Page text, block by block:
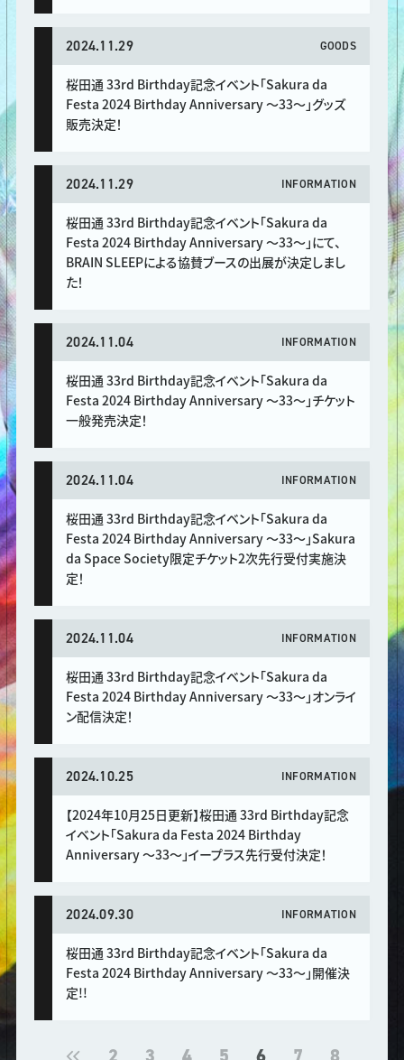
2024.11.29 GOODS
桜田通 33rd Birthday記念イベント「Sakura da
Festa 2024 Birthday Anniversary 〜33〜」グッズ
販売決定！
2024.11.29 INFORMATION
桜田通 33rd Birthday記念イベント「Sakura da
Festa 2024 Birthday Anniversary 〜33〜」にて、
BRAIN SLEEPによる協賛ブースの出展が決定しまし
た！
2024.11.04 INFORMATION
桜田通 33rd Birthday記念イベント「Sakura da
Festa 2024 Birthday Anniversary 〜33〜」チケット
一般発売決定！
2024.11.04 INFORMATION
桜田通 33rd Birthday記念イベント「Sakura da
Festa 2024 Birthday Anniversary 〜33〜」Sakura
da Space Society限定チケット2次先行受付実施決
定！
2024.11.04 INFORMATION
桜田通 33rd Birthday記念イベント「Sakura da
Festa 2024 Birthday Anniversary 〜33〜」オンライ
ン配信決定！
2024.10.25 INFORMATION
【2024年10月25日更新】桜田通 33rd Birthday記念
イベント「Sakura da Festa 2024 Birthday
Anniversary 〜33〜」イープラス先行受付決定！
2024.09.30 INFORMATION
桜田通 33rd Birthday記念イベント「Sakura da
Festa 2024 Birthday Anniversary 〜33〜」開催決
定!!